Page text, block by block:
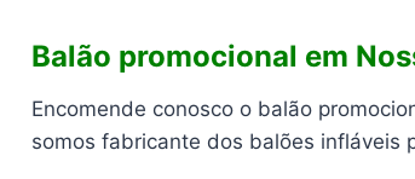
Balão promocional em
Encomende conosco o balão
somos fabricante dos balões infláveis